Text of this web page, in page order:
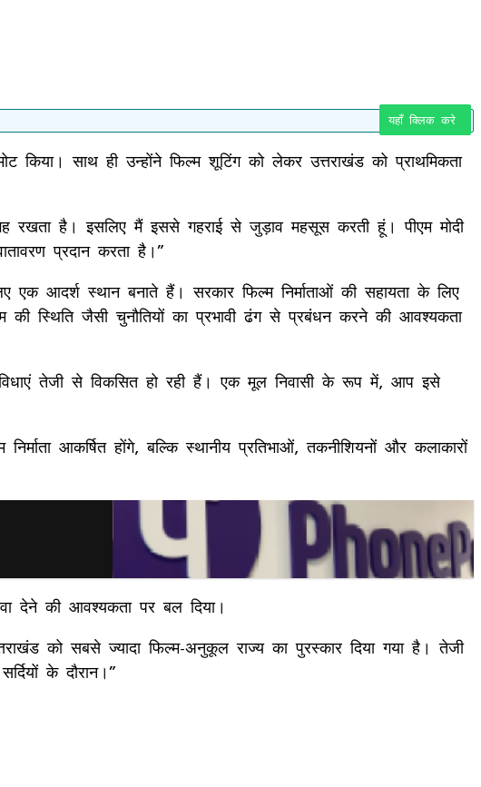
यहाँ क्लिक करे
किया। साथ ही उन्होंने फिल्म शूटिंग को लेकर उत्तराखंड को प्राथमिकता
है। इसलिए मैं इससे गहराई से जुड़ाव महसूस करती हूं। पीएम मोदी
प्रदान करता है।”
आदर्श स्थान बनाते हैं। सरकार फिल्म निर्माताओं की सहायता के लिए
स्थिति जैसी चुनौतियों का प्रभावी ढंग से प्रबंधन करने की आवश्यकता
तेजी से विकसित हो रही हैं। एक मूल निवासी के रूप में, आप इसे
आकर्षित होंगे, बल्कि स्थानीय प्रतिभाओं, तकनीशियनों और कलाकारों
देने की आवश्यकता पर बल दिया।
को सबसे ज्यादा फिल्म-अनुकूल राज्य का पुरस्कार दिया गया है। तेजी
के दौरान।”